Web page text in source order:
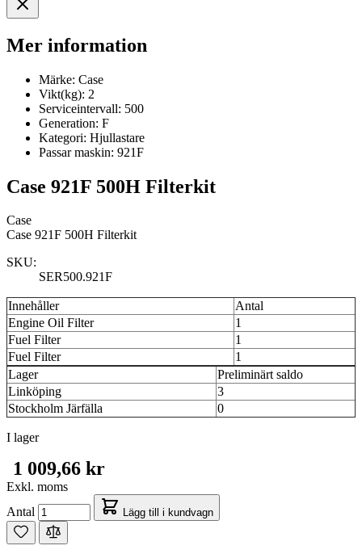
Mer information
Märke: Case
Vikt(kg): 2
Serviceintervall: 500
Generation: F
Kategori: Hjullastare
Passar maskin: 921F
Case 921F 500H Filterkit
Case
Case 921F 500H Filterkit
SKU:
SER500.921F
Innehåller
Antal
Engine Oil Filter
1
Fuel Filter
1
Fuel Filter
1
Lager
Preliminärt saldo
Linköping
3
Stockholm Järfälla
0
I lager
1 009,66 kr
Exkl. moms
Antal
Lägg till i kundvagn